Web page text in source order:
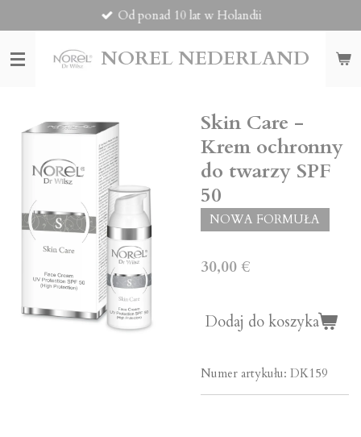
do
głównej
treści
NOREL NEDERLAND
Od ponad 10 lat w Holandii
Skin Care -
Krem ochronny
do twarzy SPF
50
NOWA FORMUŁA
30,00 €
Dodaj do koszyka
Numer artykułu: DK159